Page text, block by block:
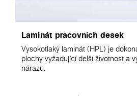
Laminát pracovních desek
Vysokotlaký laminát (HPL) je
plochy vyžadující delší životnost a
nárazu.